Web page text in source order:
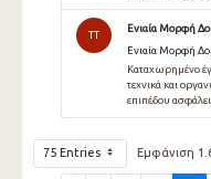
TT
Ενιαία Μορφή
Ενιαία Μορφή
Καταχωρημένο
τεχνικά και
επιπέδου
75 Entries Εμφάνιση